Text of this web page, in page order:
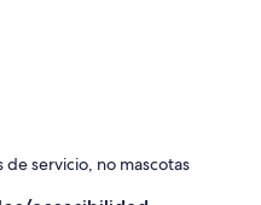
de servicio, no mascotas